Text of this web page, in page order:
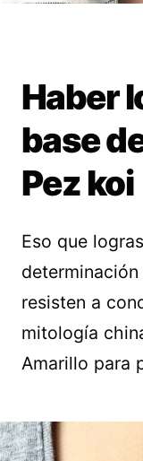
Haber
base
Pez koi
Eso que
resisten a
mitología
Amarillo para